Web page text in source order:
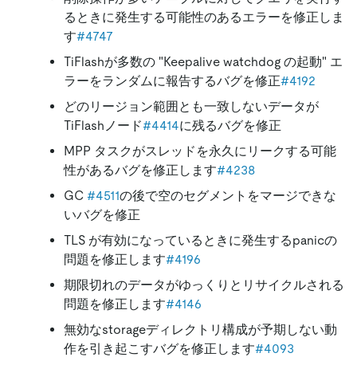
るときに発生する可能性のあるエラーを修正しま
す#4747
TiFlashが多数の "Keepalive watchdog の起動" エ
ラーをランダムに報告するバグを修正#4192
どのリージョン範囲とも一致しないデータが
TiFlashノード#4414に残るバグを修正
MPP タスクがスレッドを永久にリークする可能
性があるバグを修正します#4238
GC #4511の後で空のセグメントをマージできな
いバグを修正
TLS が有効になっているときに発生するpanicの
問題を修正します#4196
期限切れのデータがゆっくりとリサイクルされる
問題を修正します#4146
無効なstorageディレクトリ構成が予期しない動
作を引き起こすバグを修正します#4093